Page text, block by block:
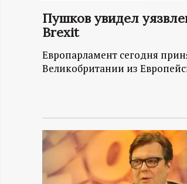
Н
-
ф
о
Пушков увидел
Brexit
Европарламент сегодня
Великобритании из